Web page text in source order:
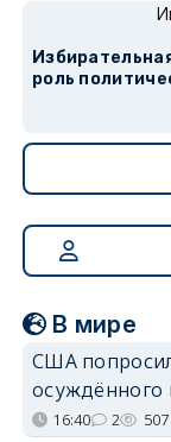
роль
В мире
США
осуждённого
16:40 2 507